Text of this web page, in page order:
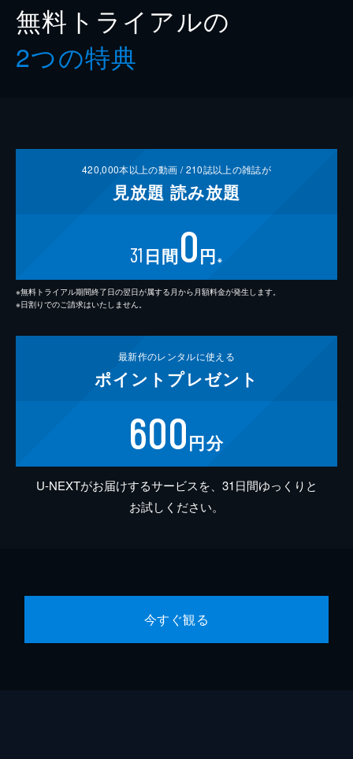
無料トライアルの
2つの特典
420,000本以上の動画 /210誌以上の雑誌が
見放題 読み放題
31 日間0円 ※
※無料トライアル期間終了日の翌日が属する月から月額料金が発生します。
※日割りでのご請求はいたしません。
最新作のレンタルに使える
ポイント プレゼント
600円分
U-NEXTがお届けするサービスを、31日間ゆっくりと
お試しください。
今すぐ観る